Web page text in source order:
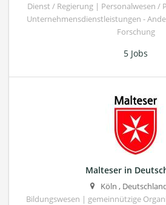
Dienst / Regierung | Personalwesen /
Unternehmensdienstleistungen -
Forschung
5 Jobs
Malteser in
Köln ,
Bildungswesen | gemeinnützige